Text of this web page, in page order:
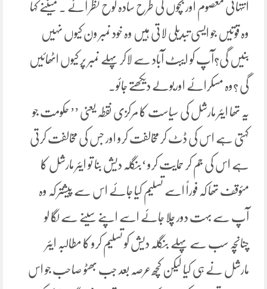
انتہائی معصوم اور بچوں کی طرح سادہ لوح نظر آئے ۔ میںنے کہا
وہ قوتیں جو ایسی تبدیلی لاتی ہیں وہ خود نمبر ون کیوں نہیں
بنیں گی؟آپ کو ایبٹ آباد سے لاکر پہلے نمبر پر کیوں اٹھائیں
گی ؟وہ مسکرائے اوربولے دیکھتے جائو۔
یہ تھا ایئر مارشل کی سیاست کا مرکزی نقطہ یعنی ’’ حکومت جو
کہتی ہے اس کی ڈٹ کر مخالفت کرو اور جس کی مخالفت کرتی
ہے اس کی جم کر حمایت کرو ‘بنگلہ دیش بنا تو ایئر مارشل کا
مئوقف تھا کہ فوراً اسے تسلیم کیا جائے اس سے پیشتر کہ وہ
آپ سے بہت دور چلا جائے اسے اپنے سینے سے لگا لو
چنانچہ سب سے پہلے بنگلہ دیش کو تسلیم کرو کا مطالبہ ایئر
مارشل نے ہی کیا لیکن کچھ عرصہ بعد جب بھٹو صاحب جو اس